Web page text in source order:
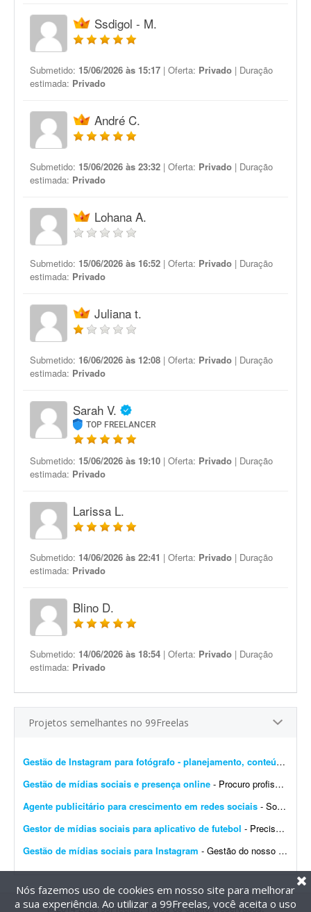
Ssdigol - M.
Submetido: 15/06/2026 às 15:17 | Oferta: Privado | Duração
estimada: Privado
André C.
Submetido: 15/06/2026 às 23:32 | Oferta: Privado | Duração
estimada: Privado
Lohana A.
Submetido: 15/06/2026 às 16:52 | Oferta: Privado | Duração
estimada: Privado
Juliana t.
Submetido: 16/06/2026 às 12:08 | Oferta: Privado | Duração
estimada: Privado
Sarah V.
TOP FREELANCER
Submetido: 15/06/2026 às 19:10 | Oferta: Privado | Duração
estimada: Privado
Larissa L.
Submetido: 14/06/2026 às 22:41 | Oferta: Privado | Duração
estimada: Privado
Blino D.
Submetido: 14/06/2026 às 18:54 | Oferta: Privado | Duração
estimada: Privado
Projetos semelhantes no 99Freelas
Gestão de Instagram para fotógrafo - planejamento, conteúdo e edição
Gestão de mídias sociais e presença online - Procuro profissional para criar um site no Linktree ou plataforma similar e desenvolver a presença da empresa nas redes sociais. - Criar um site no Linktree ou similar. - Produzir 60 posts ...
Agente publicitário para crescimento em redes sociais - Sou estudante e estou tentando crescer nas redes sociais há 2 anos, porém parece que nada funciona: não consigo ganhar seguidores nem aumentar o engajamento das minhas pá...
Gestor de mídias sociais para aplicativo de futebol - Preciso de alguém responsável pela criação, postagem e gestão de conteúdo nas mídias sociais de um aplicativo de futebol que desenvolvi. A fun&ccedi...
Gestão de mídias sociais para Instagram - Gestão do nosso perfil no Instagram, com criação e publicação de posts e stories. O objetivo não é tornar a página de ponta, mas marcar pres...
@2014-2026 99Freelas. Todos os direitos reservados.
Nós fazemos uso de cookies em nosso site para melhorar
a sua experiência. Ao utilizar a 99Freelas, você aceita o uso